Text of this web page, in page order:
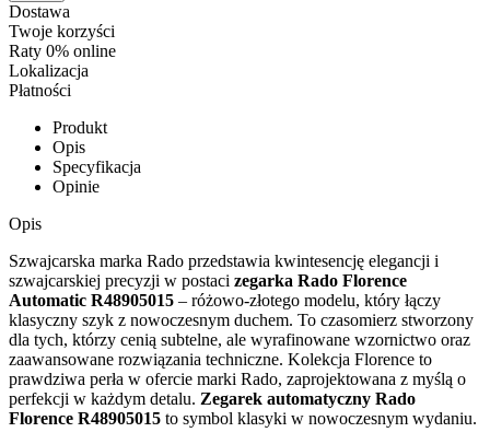
Dostawa
Twoje korzyści
Raty 0% online
Lokalizacja
Płatności
Produkt
Opis
Specyfikacja
Opinie
Opis
Szwajcarska marka Rado przedstawia kwintesencję elegancji i
szwajcarskiej precyzji w postaci zegarka Rado Florence
Automatic R48905015 – różowo-złotego modelu, który łączy
klasyczny szyk z nowoczesnym duchem. To czasomierz stworzony
dla tych, którzy cenią subtelne, ale wyrafinowane wzornictwo oraz
zaawansowane rozwiązania techniczne. Kolekcja Florence to
prawdziwa perła w ofercie marki Rado, zaprojektowana z myślą o
perfekcji w każdym detalu. Zegarek automatyczny Rado
Florence R48905015 to symbol klasyki w nowoczesnym wydaniu.